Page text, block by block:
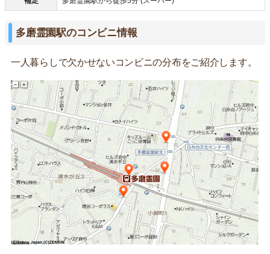
多磨霊園駅のコンビニ情報
一人暮らしで欠かせないコンビニの分布をご紹介します。